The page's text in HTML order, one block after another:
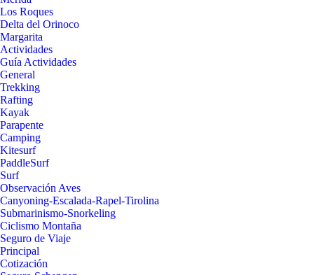
Los Roques
Delta del Orinoco
Margarita
Actividades
Guía Actividades
General
Trekking
Rafting
Kayak
Parapente
Camping
Kitesurf
PaddleSurf
Surf
Observación Aves
Canyoning-Escalada-Rapel-Tirolina
Submarinismo-Snorkeling
Ciclismo Montaña
Seguro de Viaje
Principal
Cotización